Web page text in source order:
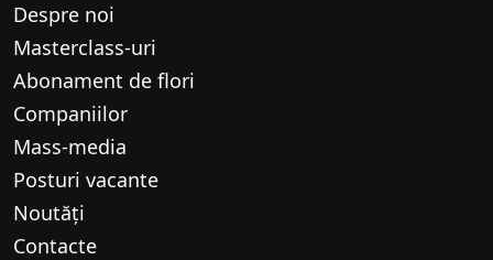
Despre noi
Маsterclass-uri
Abonament de flori
Companiilor
Mass-media
Posturi vacante
Noutăți
Contacte